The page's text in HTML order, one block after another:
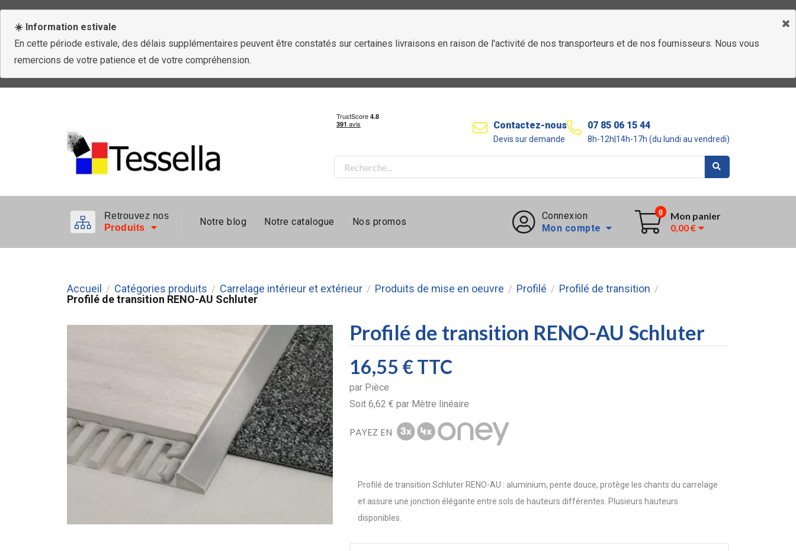
☀️ Information estivale
En cette période estivale, des délais supplémentaires peuvent être constatés sur certaines livraisons en raison de l'activité de nos transporteurs et de nos fournisseurs. Nous vous
remercions de votre patience et de votre compréhension.
Contactez-nous
Devis sur demande
07 85 06 15 44
8h-12h|14h-17h (du lundi au vendredi)
Retrouvez nos
Produits
Notre blog Notre catalogue Nos promos
Connexion
Mon compte
0
Mon panier
0,00 €
Accueil / Catégories produits / Carrelage intérieur et extérieur / Produits de mise en oeuvre / Profilé / Profilé de transition /
Profilé de transition RENO-AU Schluter
Profilé de transition RENO-AU Schluter
16,55 €TTC
par Pièce
Soit6,62 € par Mètre linéaire
PAYEZ EN
Profilé de transition Schluter RENO-AU : aluminium, pente douce, protège les chants du carrelage
et assure une jonction élégante entre sols de hauteurs différentes. Plusieurs hauteurs
disponibles.